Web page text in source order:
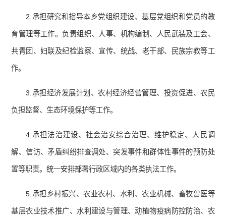
2.承担研究和指导本乡党组织建设、基层党组织和党员的教
育管理等工作。负责组织、人事、机构编制、人民武装及工会、
共青团、妇联及纪检监察、宣传、统战、老干部、民族宗教等工
作。
3.承担经济发展计划、农村经济经营管理、投资促进、农民
负担监督、生态环境保护等工作。
4.承担法治建设、社会治安综合治理、维护稳定、人民调
解、信访、矛盾纠纷排查调处、突发事件和群体性事件的预防处
置等职责。统一安排部署行政区域内的各类执法工作。
5.承担乡村振兴、农业农村、水利、农业机械、畜牧兽医等
基层农业技术推广、水利建设与管理、动植物疫病防控防治、农